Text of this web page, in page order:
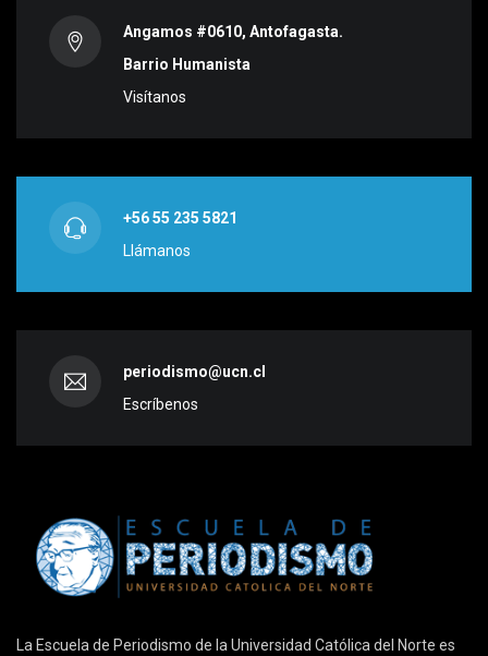
Angamos #0610, Antofagasta.
Barrio Humanista
Visítanos
+56 55 235 5821
Llámanos
periodismo@ucn.cl
Escríbenos
La Escuela de Periodismo de la Universidad Católica del Norte es